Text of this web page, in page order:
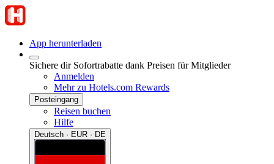
App herunterladen
Sichere dir Sofortrabatte dank Preisen für Mitglieder
Anmelden
Mehr zu Hotels.com Rewards
Posteingang
Reisen buchen
Hilfe
Deutsch · EUR · DE